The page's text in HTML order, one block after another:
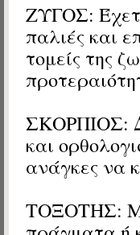
ΖΥΓΟΣ:
παλιές και
τομείς της
ΣΚΟΡΠΙΟΣ:
και
ανάγκες να
ΤΟΞΟΤΗΣ: